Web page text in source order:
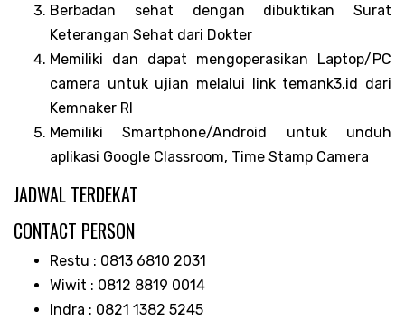
Berbadan sehat dengan dibuktikan Surat
Keterangan Sehat dari Dokter
Memiliki dan dapat mengoperasikan Laptop/PC
camera untuk ujian melalui link temank3.id dari
Kemnaker RI
Memiliki Smartphone/Android untuk unduh
aplikasi Google Classroom, Time Stamp Camera
JADWAL TERDEKAT
CONTACT PERSON
Restu : 0813 6810 2031
Wiwit : 0812 8819 0014
Indra : 0821 1382 5245